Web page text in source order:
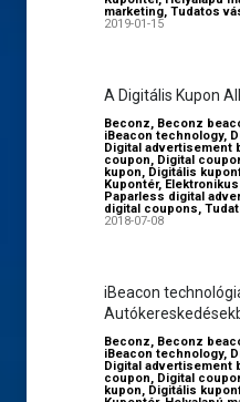
marketing, Tudatos
2019-01-15
A Digitális Kupon
Beconz, Beconz
iBeacon technology,
Digital advertisement
coupon, Digital
kupon, Digitális
Kupontér,
Paparless digital
digital coupons,
2018-07-08
iBeacon
Beconz, Beconz
iBeacon technology,
Digital advertisement
coupon, Digital
kupon, Digitális